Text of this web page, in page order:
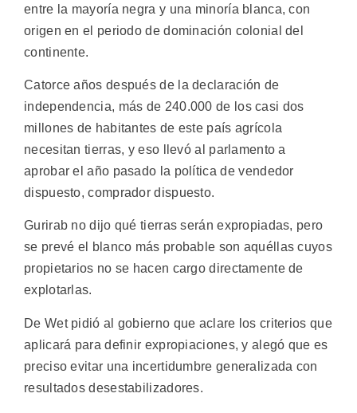
entre la mayoría negra y una minoría blanca, con
origen en el periodo de dominación colonial del
continente.
Catorce años después de la declaración de
independencia, más de 240.000 de los casi dos
millones de habitantes de este país agrícola
necesitan tierras, y eso llevó al parlamento a
aprobar el año pasado la política de vendedor
dispuesto, comprador dispuesto.
Gurirab no dijo qué tierras serán expropiadas, pero
se prevé el blanco más probable son aquéllas cuyos
propietarios no se hacen cargo directamente de
explotarlas.
De Wet pidió al gobierno que aclare los criterios que
aplicará para definir expropiaciones, y alegó que es
preciso evitar una incertidumbre generalizada con
resultados desestabilizadores.